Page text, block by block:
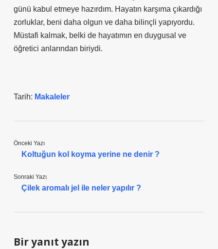
günü kabul etmeye hazırdım. Hayatın karşıma çıkardığı
zorluklar, beni daha olgun ve daha bilinçli yapıyordu.
Müstafi kalmak, belki de hayatımın en duygusal ve
öğretici anlarından biriydi.
Tarih: Makaleler
Önceki Yazı
Koltuğun kol koyma yerine ne denir ?
Sonraki Yazı
Çilek aromalı jel ile neler yapılır ?
Bir yanıt yazın